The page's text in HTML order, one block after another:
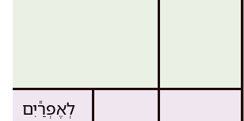
לְאֶפְרַ֕יִם